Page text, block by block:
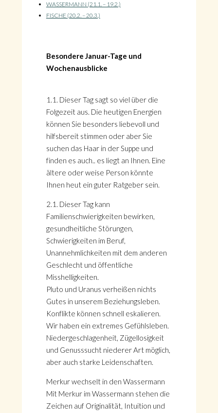
WASSERMANN (21.1. – 19.2.)
FISCHE (20.2. – 20.3.)
Besondere Januar-Tage und
Wochenausblicke
1.1. Dieser Tag sagt so viel über die
Folgezeit aus. Die heutigen Energien
können Sie besonders liebevoll und
hilfsbereit stimmen oder aber Sie
suchen das Haar in der Suppe und
finden es auch.. es liegt an Ihnen. Eine
ältere oder weise Person könnte
Ihnen heut ein guter Ratgeber sein.
2.1. Dieser Tag kann
Familienschwierigkeiten bewirken,
gesundheitliche Störungen,
Schwierigkeiten im Beruf,
Unannehmlichkeiten mit dem anderen
Geschlecht und öffentliche
Misshelligkeiten.
Pluto und Uranus verheißen nichts
Gutes in unserem Beziehungsleben.
Konflikte können schnell eskalieren.
Wir haben ein extremes Gefühlsleben.
Niedergeschlagenheit, Zügellosigkeit
und Genusssucht niederer Art möglich,
aber auch starke Leidenschaften.
Merkur wechselt in den Wassermann
Mit Merkur im Wassermann stehen die
Zeichen auf Originalität, Intuition und